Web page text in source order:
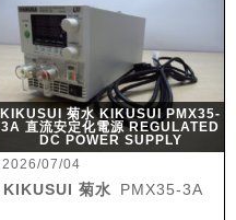
KIKUSUI 菊水 KIKUSUI PMX35-
3A 直流安定化電源 REGULATED
DC POWER SUPPLY
2026/07/04
KIKUSUI 菊水 PMX35-3A